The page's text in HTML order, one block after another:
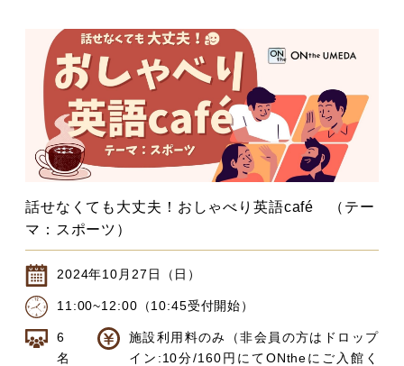
話せなくても大丈夫！おしゃべり英語café （テー
マ：スポーツ）
2024年10月27日（日）
11:00~12:00（10:45受付開始）
6
名
施設利用料のみ（非会員の方はドロップ
イン:10分/160円にてONtheにご入館く